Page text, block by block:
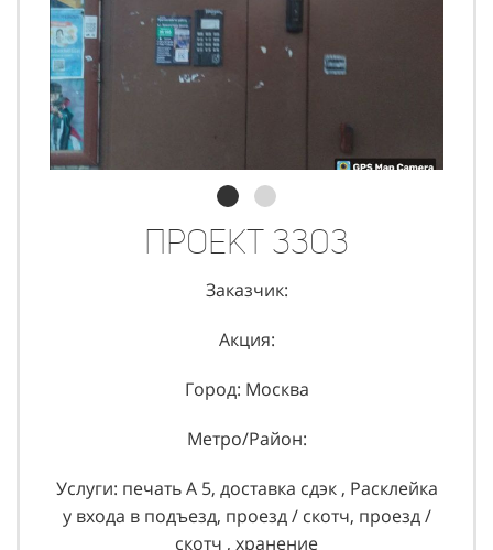
Проект 3303
Заказчик:
Акция:
Город: Москва
Метро/Район:
Услуги: печать А 5, доставка сдэк , Расклейка
у входа в подъезд, проезд / скотч, проезд /
скотч , хранение